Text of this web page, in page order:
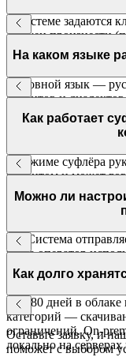
В системе задаются
должен произнести
прощание), и стоп-
проверяет каждый
На каком языке
Основной язык —
акцентов и
Поддержка других
Как работает
В режиме суфлёра
клиентом и может
третьего участника
все. Суфлирование
Можно ли
Да. Система
когда оператор
Руководитель
смены.
Как долго
До 180 дней в
категорий —
ограничений. On-
локально на
Оставьте заявку, и
поможет с выбором